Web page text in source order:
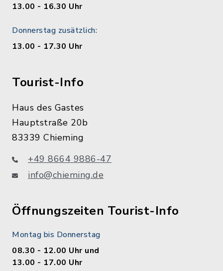
13.00 - 16.30 Uhr
Donnerstag zusätzlich:
13.00 - 17.30 Uhr
Tourist-Info
Haus des Gastes
Hauptstraße 20b
83339 Chieming
+49 8664 9886-47
info@chieming.de
Öffnungszeiten Tourist-Info
Montag bis Donnerstag
08.30 - 12.00 Uhr und
13.00 - 17.00 Uhr